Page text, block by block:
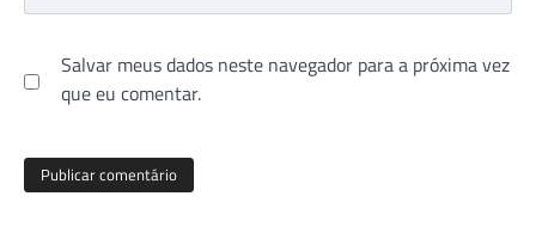
Salvar meus dados neste navegador para a próxima vez
que eu comentar.